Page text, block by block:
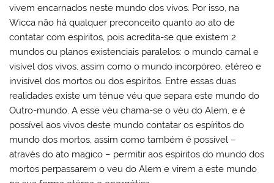
vivem encarnados neste mundo dos vivos. Por isso, na
Wicca não há qualquer preconceito quanto ao ato de
contatar com espíritos, pois acredita-se que existem 2
mundos ou planos existenciais paralelos: o mundo carnal e
visível dos vivos, assim como o mundo incorpóreo, etéreo e
invisível dos mortos ou dos espíritos. Entre essas duas
realidades existe um ténue véu que separa este mundo do
Outro-mundo. A esse véu chama-se o véu do Alem, e é
possível aos vivos deste mundo contatar os espíritos do
mundo dos mortos, assim como também é possível –
através do ato magico – permitir aos espíritos do mundo dos
mortos perpassarem o veu do Alem e virem a este mundo